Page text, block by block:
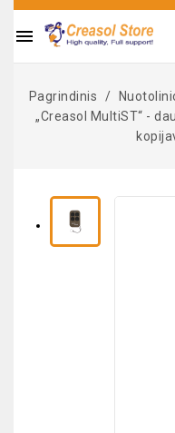

Pagrindinis
„Creasol MultiST“ -